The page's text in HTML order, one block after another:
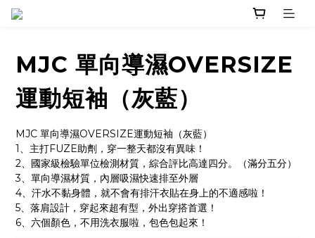
MJC 單向導濕OVERSIZE
運動短袖（灰藍）
MJC 單向導濕OVERSIZE運動短袖（灰藍）
1、主打FUZE助劑，穿一整天都沒有異味！
2、國家級檢驗單位檢測材質，綜合評比高達四分。（滿分五分）
3、單向導濕材質，內層吸濕快速排至外層
4、汗水不黏身體，就不會有排汗衣貼在身上的不適感啦！
5、落肩設計，穿起來超有型，外出穿搭首選！
6、六個顏色，不用洗衣服啦，包色包起來！